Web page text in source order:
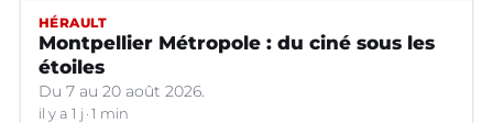
HÉRAULT
Montpellier Métropole : du ciné sous les
étoiles
Du 7 au 20 août 2026.
il y a 1 j 1 min